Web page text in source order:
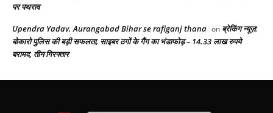
पर पथराव
Upendra Yadav. Aurangabad Bihar se rafiganj thana on ब्रेकिंग न्यूज़:
बोकारो पुलिस की बड़ी सफलता, साइबर ठगों के गैंग का भंडाफोड़ – 14.33 लाख रुपये
बरामद, तीन गिरफ्तार